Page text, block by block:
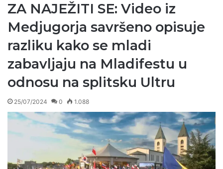
ZA NAJEŽITI SE: Video iz
Medjugorja savršeno opisuje
razliku kako se mladi
zabavljaju na Mladifestu u
odnosu na splitsku Ultru
25/07/2024 0 1.088